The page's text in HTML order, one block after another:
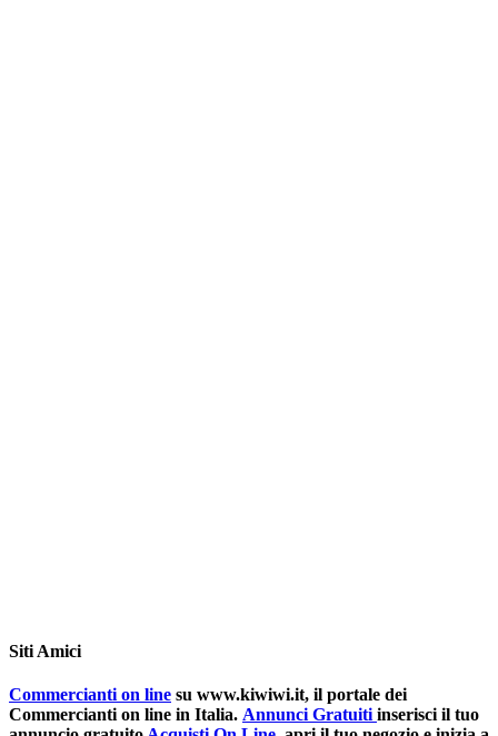
Siti Amici
Commercianti on line su www.kiwiwi.it, il portale dei
Commercianti on line in Italia. Annunci Gratuiti inserisci il tuo